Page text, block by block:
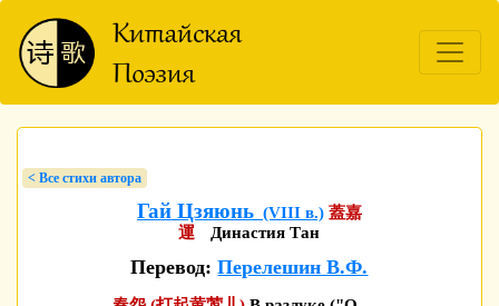
< Bсе стихи автора
Гай Цзяюнь (VIII в.) 蓋嘉
運
Династия Тан
Перевод:Перелешин В.Ф.